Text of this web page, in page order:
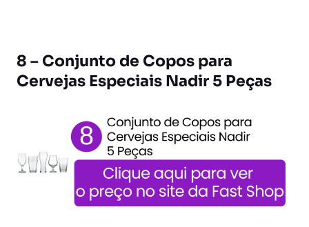
8 – Conjunto de Copos para
Cervejas Especiais Nadir 5 Peças